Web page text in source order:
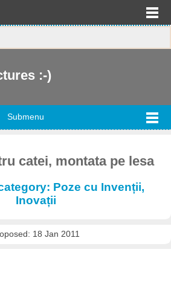
:-)
Submenu
catei, montata pe lesa
Poze cu Invenții,
Inovații
18 Jan 2011